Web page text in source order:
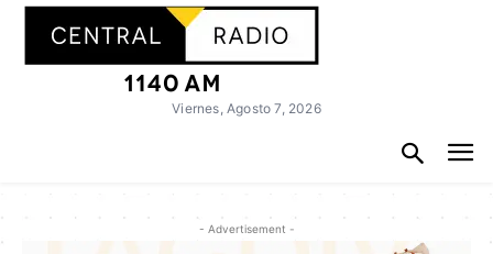
Viernes, Agosto 7, 2026
- Advertisement -